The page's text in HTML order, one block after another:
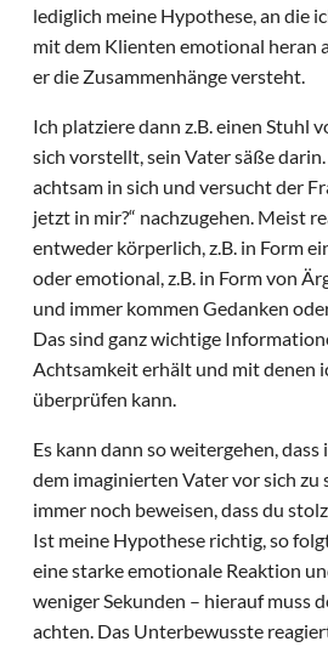
lediglich meine Hypothese, an die
mit dem Klienten emotional heran
er die Zusammenhänge versteht.
Ich platziere dann z.B. einen Stuhl
sich vorstellt, sein Vater säße
achtsam in sich und versucht der
jetzt in mir?“ nachzugehen. Meist
entweder körperlich, z.B. in Form
oder emotional, z.B. in Form von
und immer kommen Gedanken
Das sind ganz wichtige
Achtsamkeit erhält und mit denen
überprüfen kann.
Es kann dann so weitergehen,
dem imaginierten Vater vor sich zu
immer noch beweisen, dass du
Ist meine Hypothese richtig, so
eine starke emotionale Reaktion
weniger Sekunden – hierauf muss
achten. Das Unterbewusste